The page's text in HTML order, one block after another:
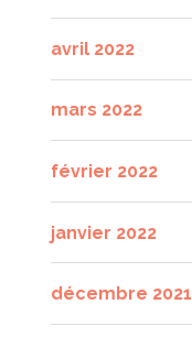
avril 2022
mars 2022
février 2022
janvier 2022
décembre 2021